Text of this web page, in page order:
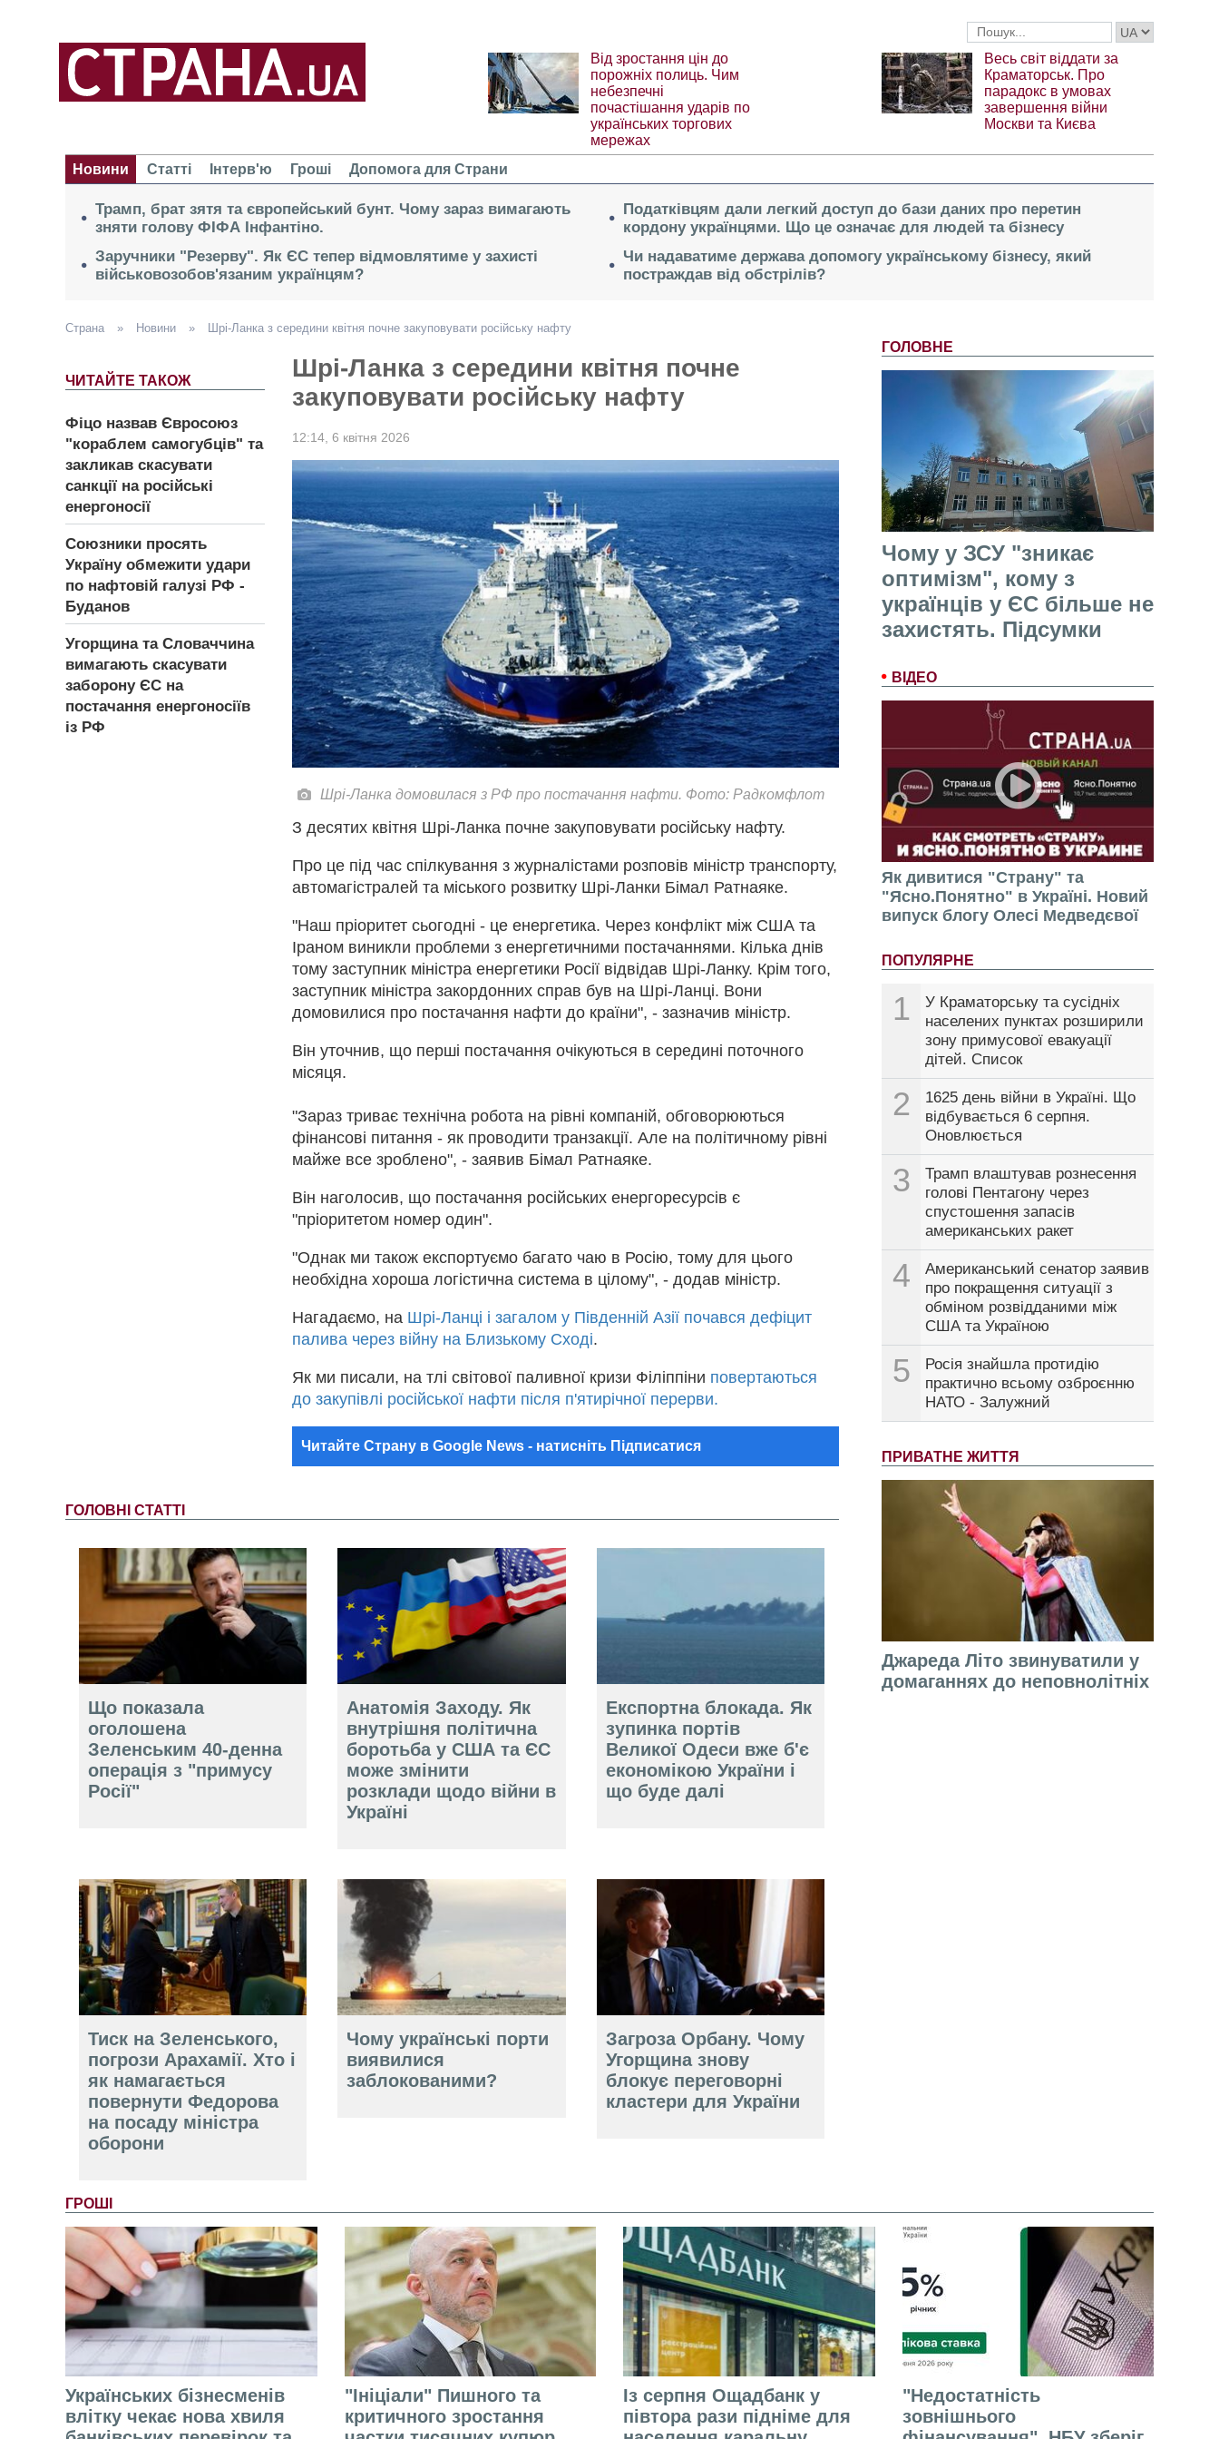
Від зростання цін до
порожніх полиць. Чим
небезпечні
почастішання ударів по
українських торгових
мережах
Весь світ віддати за
Краматорськ. Про
парадокс в умовах
завершення війни
Москви та Києва
Новини Статті Інтерв'ю Гроші Допомога для Страни
Трамп, брат зятя та європейський бунт. Чому зараз вимагають
зняти голову ФІФА Інфантіно.
Заручники "Резерву". Як ЄС тепер відмовлятиме у захисті
військовозобов'язаним українцям?
Податківцям дали легкий доступ до бази даних про перетин
кордону українцями. Що це означає для людей та бізнесу
Чи надаватиме держава допомогу українському бізнесу, який
постраждав від обстрілів?
ГОЛОВНЕ
Чому у ЗСУ "зникає
оптимізм", кому з
українців у ЄС більше не
захистять. Підсумки
ВІДЕО
Як дивитися "Страну" та
"Ясно.Понятно" в Україні. Новий
випуск блогу Олесі Медведєвої
ПОПУЛЯРНЕ
1
У Краматорську та сусідніх
населених пунктах розширили
зону примусової евакуації
дітей. Список
2
1625 день війни в Україні. Що
відбувається 6 серпня.
Оновлюється
3
Трамп влаштував рознесення
голові Пентагону через
спустошення запасів
американських ракет
4
Американський сенатор заявив
про покращення ситуації з
обміном розвідданими між
США та Україною
5
Росія знайшла протидію
практично всьому озброєнню
НАТО - Залужний
ПРИВАТНЕ ЖИТТЯ
Джареда Літо звинуватили у
домаганнях до неповнолітніх
Страна » Новини » Шрі-Ланка з середини квітня почне закуповувати російську нафту
ЧИТАЙТЕ ТАКОЖ
Фіцо назвав Євросоюз
"кораблем самогубців" та
закликав скасувати
санкції на російські
енергоносії
Союзники просять
Україну обмежити удари
по нафтовій галузі РФ -
Буданов
Угорщина та Словаччина
вимагають скасувати
заборону ЄС на
постачання енергоносіїв
із РФ
Шрі-Ланка з середини квітня почне
закуповувати російську нафту
12:14, 6 квітня 2026
Шрі-Ланка домовилася з РФ про постачання нафти. Фото: Радкомфлот
З десятих квітня Шрі-Ланка почне закуповувати російську нафту.
Про це під час спілкування з журналістами розповів міністр транспорту,
автомагістралей та міського розвитку Шрі-Ланки Бімал Ратнаяке.
"Наш пріоритет сьогодні - це енергетика. Через конфлікт між США та
Іраном виникли проблеми з енергетичними постачаннями. Кілька днів
тому заступник міністра енергетики Росії відвідав Шрі-Ланку. Крім того,
заступник міністра закордонних справ був на Шрі-Ланці. Вони
домовилися про постачання нафти до країни", - зазначив міністр.
Він уточнив, що перші постачання очікуються в середині поточного
місяця.
"Зараз триває технічна робота на рівні компаній, обговорюються
фінансові питання - як проводити транзакції. Але на політичному рівні
майже все зроблено", - заявив Бімал Ратнаяке.
Він наголосив, що постачання російських енергоресурсів є
"пріоритетом номер один".
"Однак ми також експортуємо багато чаю в Росію, тому для цього
необхідна хороша логістична система в цілому", - додав міністр.
Нагадаємо, на Шрі-Ланці і загалом у Південній Азії почався дефіцит
палива через війну на Близькому Сході.
Як ми писали, на тлі світової паливної кризи Філіппіни повертаються
до закупівлі російської нафти після п'ятирічної перерви.
Читайте Страну в Google News - натисніть Підписатися
ГОЛОВНІ СТАТТІ
Що показала
оголошена
Зеленським 40-денна
операція з "примусу
Росії"
Анатомія Заходу. Як
внутрішня політична
боротьба у США та ЄС
може змінити
розклади щодо війни в
Україні
Експортна блокада. Як
зупинка портів
Великої Одеси вже б'є
економікою України і
що буде далі
Тиск на Зеленського,
погрози Арахамії. Хто і
як намагається
повернути Федорова
на посаду міністра
оборони
Чому українські порти
виявилися
заблокованими?
Загроза Орбану. Чому
Угорщина знову
блокує переговорні
кластери для України
ГРОШІ
Українських бізнесменів
влітку чекає нова хвиля
"Ініціали" Пишного та
критичного зростання
Із серпня Ощадбанк у
півтора рази підніме для
"Недостатність
зовнішнього